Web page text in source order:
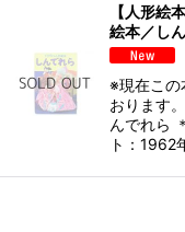
【人形絵
絵本／し
※現在この
おります
んでれら
ト：